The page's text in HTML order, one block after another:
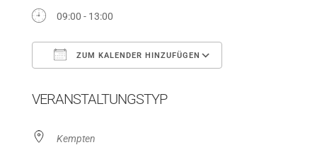
09:00 - 13:00
ZUM KALENDER HINZUFÜGEN
VERANSTALTUNGSTYP
Kempten